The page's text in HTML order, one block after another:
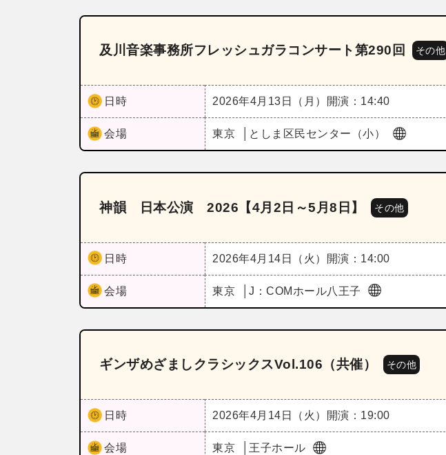
及川音楽事務所フレッシュガラコンサート第290回 その他
日時 2026年4月13日（月） 開演：14:40
会場 東京 としま区民センター（小）
神韻 日本公演 2026【4月2日～5月8日】 その他
日時 2026年4月14日（火） 開演：14:00
会場 東京 J：COMホール八王子
ギンザめざましクラシックスVol.106（共催） その他
日時 2026年4月14日（火） 開演：19:00
会場 東京 王子ホール